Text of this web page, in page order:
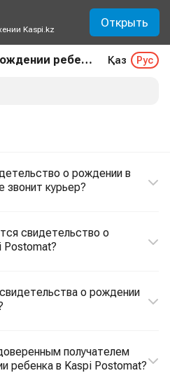
Kaspi.kz Открыть
Свидетельство о рождении ребенка. Получение Қаз Рус
о рождении в
звонит курьер?
свидетельство о
Postomat?
о рождении
получателем
ребенка в Kaspi Postomat?